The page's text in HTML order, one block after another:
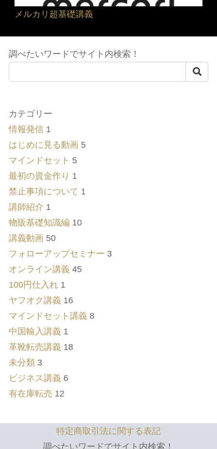
メルカリ超基礎講義
調べたいワードでサイト内検索！
カテゴリー
情報発信 1
はじめに見る動画 5
マインドセット 5
最初の資金作り 1
禁止事項について 1
講師紹介 1
物販基礎知識編 10
講義動画 50
フォローアップセミナー 3
オンライン講義 45
100円仕入れ 1
ヤフオク講義 16
マインドセット講義 8
中国輸入講義 1
革靴転売講義 18
未分類 3
ビジネス講義 6
有在庫転売 12
特定商取引法に関する表記
調べたいワードでサイト内検索！